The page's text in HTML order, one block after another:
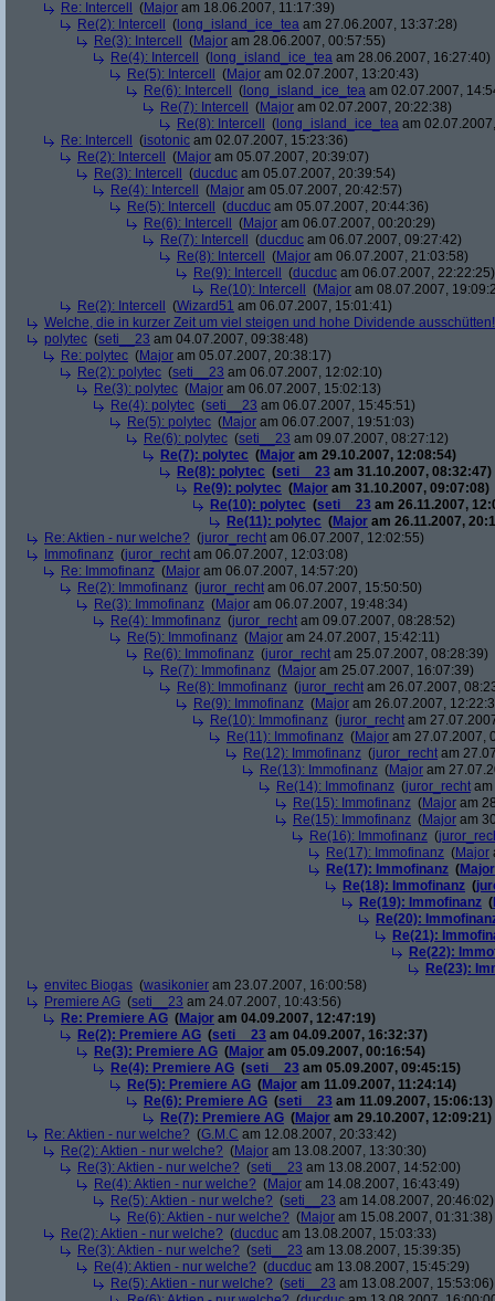
Re: Intercell
(Major am 18.06.2007, 11:17:39)
Re(2): Intercell
( long_island_ice_tea am 27.06.2007, 13:37:28)
Re(3): Intercell
(Major am 28.06.2007, 00:57:55)
Re(4): Intercell
( long_island_ice_tea am 28.06.2007, 16:27:40)
Re(5): Intercell
(Major am 02.07.2007, 13:20:43)
Re(6): Intercell
( long_island_ice_tea am 02.07.2007,
Re(7): Intercell
(Major am 02.07.2007, 20:22:38)
Re(8): Intercell
( long_island_ice_tea am
Re: Intercell
(isotonic am 02.07.2007, 15:23:36)
Re(2): Intercell
(Major am 05.07.2007, 20:39:07)
Re(3): Intercell
(ducduc am 05.07.2007, 20:39:54)
Re(4): Intercell
(Major am 05.07.2007, 20:42:57)
Re(5): Intercell
(ducduc am 05.07.2007, 20:44:36)
Re(6): Intercell
(Major am 06.07.2007, 00:20:29)
Re(7): Intercell
(ducduc am 06.07.2007, 09:27:42)
Re(8): Intercell
(Major am 06.07.2007, 21:03:58)
Re(9): Intercell
(ducduc am 06.07.2007, 22:22:25)
Re(10): Intercell
(Major am 08.07.2007,
Re(2): Intercell
(Wizard51 am 06.07.2007, 15:01:41)
Welche, die in kurzer Zeit um viel steigen und hohe Dividende
polytec (seti__23 am 04.07.2007, 09:38:48)
Re: polytec (Major am 05.07.2007, 20:38:17)
Re(2): polytec (seti__23 am 06.07.2007, 12:02:10)
Re(3): polytec (Major am 06.07.2007, 15:02:13)
Re(4): polytec (seti__23 am 06.07.2007, 15:45:51)
Re(5): polytec (Major am 06.07.2007, 19:51:03)
Re(6): polytec (seti__23 am 09.07.2007, 08:27:12)
Re(7): polytec (Major am 29.10.2007, 12:08:54)
Re(8): polytec (seti__23 am 31.10.2007, 08:32:47)
Re(9): polytec (Major am 31.10.2007, 09:07:08)
Re(10): polytec (seti__23 am 26.11.2007,
Re(11): polytec (Major am 26.11.2007,
Re: Aktien - nur welche? (juror_recht am 06.07.2007, 12:02:55)
Immofinanz (juror_recht am 06.07.2007, 12:03:08)
Re: Immofinanz (Major am 06.07.2007, 14:57:20)
Re(2): Immofinanz (juror_recht am 06.07.2007, 15:50:50)
Re(3): Immofinanz (Major am 06.07.2007, 19:48:34)
Re(4): Immofinanz (juror_recht am 09.07.2007, 08:28:52)
Re(5): Immofinanz (Major am 24.07.2007, 15:42:11)
Re(6): Immofinanz (juror_recht am 25.07.2007, 08:28:39)
Re(7): Immofinanz (Major am 25.07.2007, 16:07:39)
Re(8): Immofinanz (juror_recht am 26.07.2007,
Re(9): Immofinanz (Major am 26.07.2007,
Re(10): Immofinanz (juror_recht am
Re(11): Immofinanz (Major am 27.07.2007,
Re(12): Immofinanz (juror_recht am
Re(13): Immofinanz (Major am
Re(14): Immofinanz (juror_recht
Re(15): Immofinanz (Major am
Re(15): Immofinanz (Major am
Re(16): Immofinanz (
Re(17): Immofinanz (Major
Re(17): Immofinanz (Major
Re(18): Immofinanz (
Re(19): Immofinanz (
Re(20):
Re(21):
Re(22):
Re(23):
envitec Biogas (wasikonier am 23.07.2007, 16:00:58)
Premiere AG (seti__23 am 24.07.2007, 10:43:56)
Re: Premiere AG (Major am 04.09.2007, 12:47:19)
Re(2): Premiere AG (seti__23 am 04.09.2007, 16:32:37)
Re(3): Premiere AG (Major am 05.09.2007, 00:16:54)
Re(4): Premiere AG (seti__23 am 05.09.2007, 09:45:15)
Re(5): Premiere AG (Major am 11.09.2007, 11:24:14)
Re(6): Premiere AG (seti__23 am 11.09.2007, 15:06:13)
Re(7): Premiere AG (Major am 29.10.2007, 12:09:21)
Re: Aktien - nur welche? (G.M.C am 12.08.2007, 20:33:42)
Re(2): Aktien - nur welche? (Major am 13.08.2007, 13:30:30)
Re(3): Aktien - nur welche? (seti__23 am 13.08.2007, 14:52:00)
Re(4): Aktien - nur welche? (Major am 14.08.2007, 16:43:49)
Re(5): Aktien - nur welche? (seti__23 am 14.08.2007, 20:46:02)
Re(6): Aktien - nur welche? (Major am 15.08.2007, 01:31:38)
Re(2): Aktien - nur welche? (ducduc am 13.08.2007, 15:03:33)
Re(3): Aktien - nur welche? (seti__23 am 13.08.2007, 15:39:35)
Re(4): Aktien - nur welche? (ducduc am 13.08.2007, 15:45:29)
Re(5): Aktien - nur welche? (seti__23 am 13.08.2007, 15:53:06)